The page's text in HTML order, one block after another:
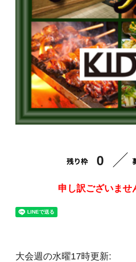
0
申し訳ございませ
大会週の水曜17時更新: